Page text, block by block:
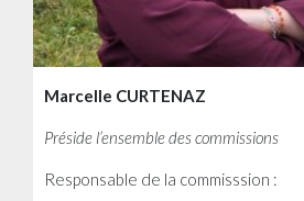
Marcelle CURTENAZ
Préside l’ensemble des commissions
Responsable de la commisssion :